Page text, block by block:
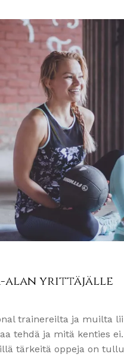
alan yrittäjälle
trainereilta ja muilta
tehdä ja mitä kenties
tärkeitä oppeja on